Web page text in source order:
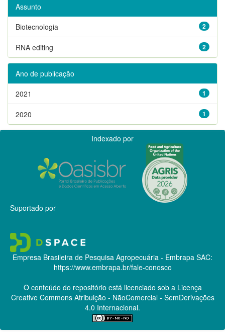
Assunto
2
Biotecnologia
2
RNA editing
Ano de publicação
1
2021
1
2020
Indexado por
Suportado por
Empresa Brasileira de Pesquisa Agropecuária - Embrapa SAC:
https://www.embrapa.br/fale-conosco
O conteúdo do repositório está licenciado sob a Licença
Creative CommonsAtribuição - NãoComercial - SemDerivações
4.0 Internacional.